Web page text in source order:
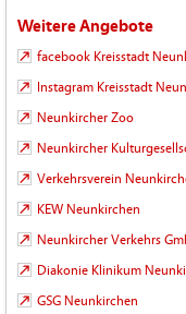
Weitere Angebote
facebook Kreisstadt
Instagram Kreisstadt
Neunkircher Zoo
Neunkircher
Verkehrsverein
KEW Neunkirchen
Neunkircher Verkehrs
Diakonie Klinikum
GSG Neunkirchen